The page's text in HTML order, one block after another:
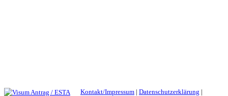
Kontakt/Impressum | Datenschutzerklärung |